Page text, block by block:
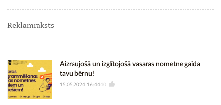
Reklāmraksts
Aizraujošā un izglītojošā vasaras nometne gaida
tavu bērnu!
15.05.2024 16:4440